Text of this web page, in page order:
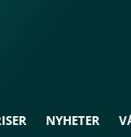
NYHETER